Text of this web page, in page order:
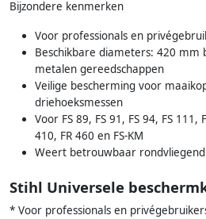
Bijzondere kenmerken
Voor professionals en
Beschikbare diameters: 420 mm
metalen gereedschappen
Veilige bescherming voor
driehoeksmessen
Voor FS 89, FS 91, FS 94, FS 111,
410, FR 460 en FS-KM
Weert betrouwbaar
Stihl Universele
* Voor professionals en